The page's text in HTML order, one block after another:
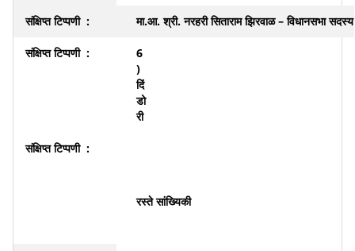
मा.आ. श्री. नरहरी सिताराम झिरवाळ – विधानसभा सदस्य
6
)
दिं
डो
री
रस्ते सांख्यिकी